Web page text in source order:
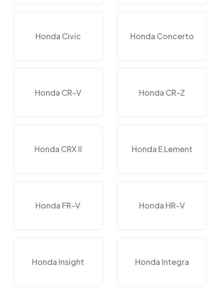
Honda Civic Honda Concerto
Honda CR-V Honda CR-Z
Honda CRX II Honda E Lement
Honda FR-V Honda HR-V
Honda Insight Honda Integra